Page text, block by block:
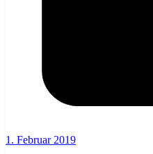
1. Februar 2019